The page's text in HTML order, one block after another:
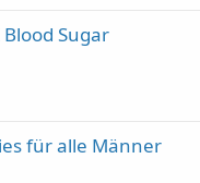
Sugar
für alle Männer